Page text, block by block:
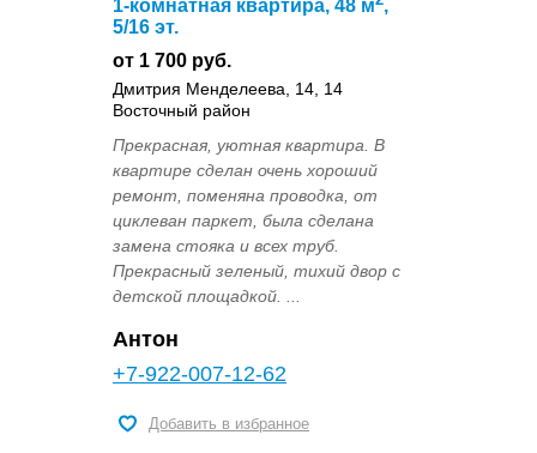
1-комнатная квартира, 48 м ,
5/16 эт.
от 1 700 руб.
Дмитрия Менделеева, 14, 14
Восточный район
Прекрасная, уютная квартира. В
квартире сделан очень хороший
ремонт, поменяна проводка, от
циклеван паркет, была сделана
замена стояка и всех труб.
Прекрасный зеленый, тихий двор с
детской площадкой. ...
Антон
+7-922-007-12-62
Добавить в избранное